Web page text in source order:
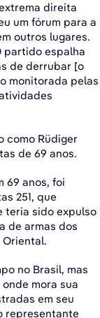
direita
um fórum para a
outros lugares.
partido espalha
de derrubar [o
monitorada pelas
como Rüdiger
de 69 anos.
69 anos, foi
251, que
teria sido expulso
de armas dos
no Brasil, mas
mora sua
em seu
representante